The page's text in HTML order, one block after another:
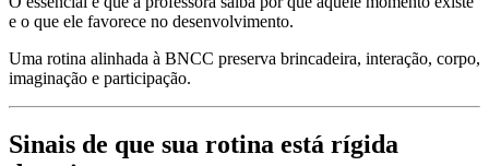
e o que ele favorece no desenvolvimento.
Uma rotina alinhada à BNCC preserva brincadeira, interação, corpo,
imaginação e participação.
Sinais de que sua rotina está rígida